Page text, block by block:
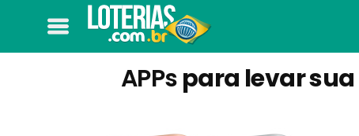
APPspara levar